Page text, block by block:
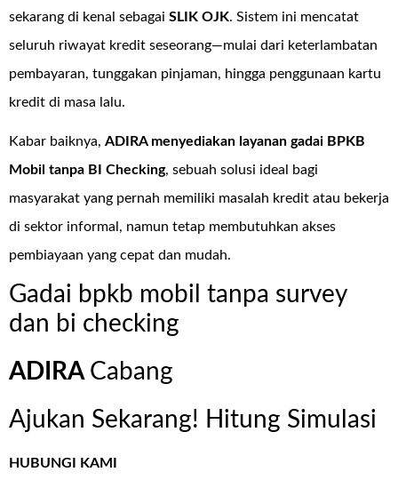
sekarang di kenal sebagai SLIK OJK. Sistem ini mencatat
seluruh riwayat kredit seseorang—mulai dari keterlambatan
pembayaran, tunggakan pinjaman, hingga penggunaan kartu
kredit di masa lalu.
Kabar baiknya, ADIRA menyediakan layanan gadai BPKB
Mobil tanpa BI Checking, sebuah solusi ideal bagi
masyarakat yang pernah memiliki masalah kredit atau bekerja
di sektor informal, namun tetap membutuhkan akses
pembiayaan yang cepat dan mudah.
Gadai bpkb mobil tanpa survey
dan bi checking
ADIRA Cabang
Ajukan Sekarang! Hitung Simulasi
HUBUNGI KAMI